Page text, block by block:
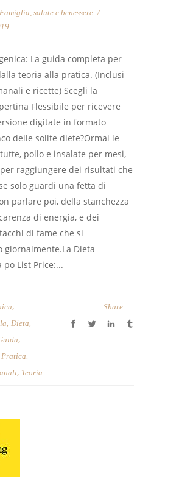
Famiglia, salute e benessere
La guida completa per
teoria alla pratica. (Inclusi
e ricette) Scegli la
Flessibile per ricevere
digitate in formato
delle solite diete?Ormai le
pollo e insalate per mesi,
raggiungere dei risultati che
solo guardi una fetta di
parlare poi, della stanchezza
di energia, e dei
di fame che si
giornalmente.La Dieta
po List Price:...
,
, Dieta,
,
Pratica,
, Teoria
Share: